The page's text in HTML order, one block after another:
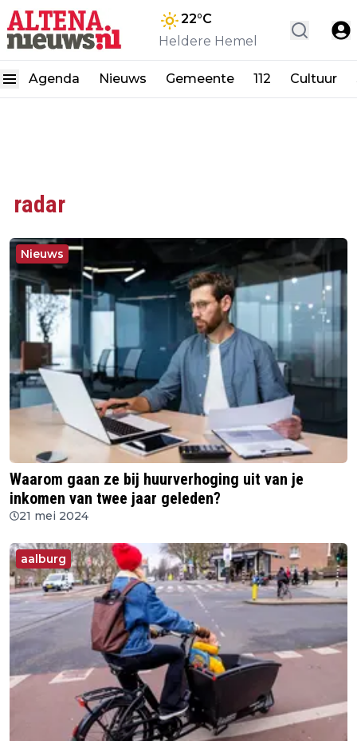
22°C
Heldere Hemel
Agenda Nieuws Gemeente 112 Cultuur
radar
Nieuws
Waarom gaan ze bij huurverhoging uit van je
inkomen van twee jaar geleden?
21 mei 2024
aalburg